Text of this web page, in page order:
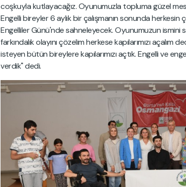
coşkuyla kutlayacağız. Oyunumuzla topluma güzel
Engelli bireyler 6 aylık bir çalışmanın sonunda
Engelliler Günü'nde sahneleyecek. Oyunumuzun ismini
farkındalık olayını çözelim herkese kapılarımızı
isteyen bütün bireylere kapılarımızı açtık. Engelli ve
verdik" dedi.